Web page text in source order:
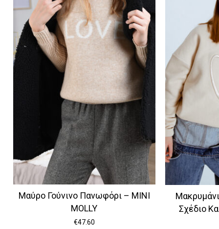
Μαύρο Γούνινο Πανωφόρι – MINI
MOLLY
€47.60
Σχέδιο